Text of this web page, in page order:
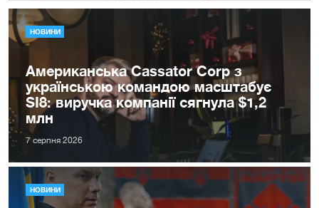
НОВИНИ
Американська Cassator Corp з
українською командою масштабує
SI8: виручка компанії сягнула $1,2
млн
7 серпня 2026
НОВИНИ